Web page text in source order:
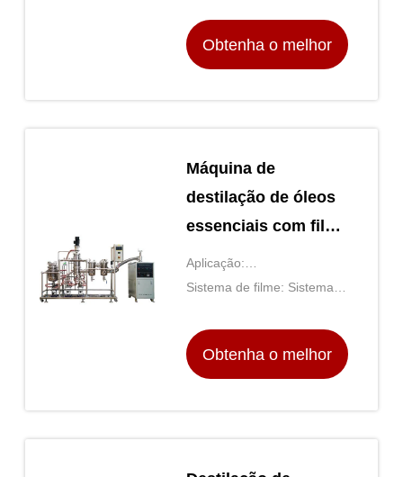
Obtenha o melhor
Máquina de
destilação de óleos
essenciais com filme
fino
Aplicação:
Concentração/Destilação
Sistema de filme: Sistema
Obtenha o melhor